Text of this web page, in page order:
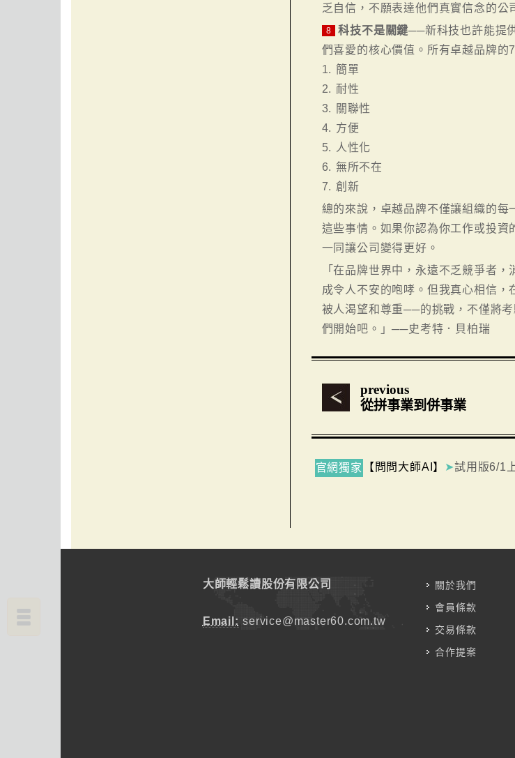
乏自信，不願表達他們真實信念的公
8 科技不是關鍵──新科技也許能提
們喜愛的核心價值。所有卓越品牌的
1. 簡單
2. 耐性
3. 關聯性
4. 方便
5. 人性化
6. 無所不在
7. 創新
總的來說，卓越品牌不僅讓組織的
這些事情。如果你認為你工作或投資
一同讓公司變得更好。
「在品牌世界中，永遠不乏競爭者
成令人不安的咆哮。但我真心相信
被人渴望和尊重──的挑戰，不僅將
們開始吧。」──史考特．貝柏瑞
previous
從拼事業到併事業
官網獨家 【問問大師AI】 ➤試用版6/1
大師輕鬆讀股份有限公司
Email: service@master60.com.tw
關於我們
會員條款
交易條款
合作提案